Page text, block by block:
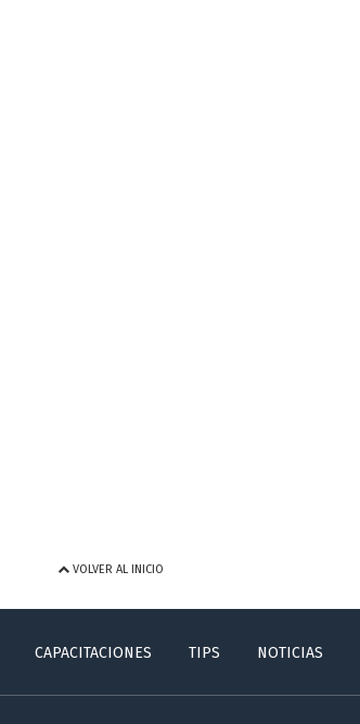
VOLVER AL INICIO
CAPACITACIONES TIPS NOTICIAS